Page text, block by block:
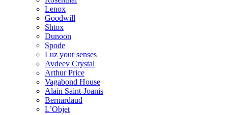
Lenox
Goodwill
Shtox
Dunoon
Spode
Luz your senses
Avdeev Crystal
Arthur Price
Vagabond House
Alain Saint-Joanis
Bernardaud
L’Objet